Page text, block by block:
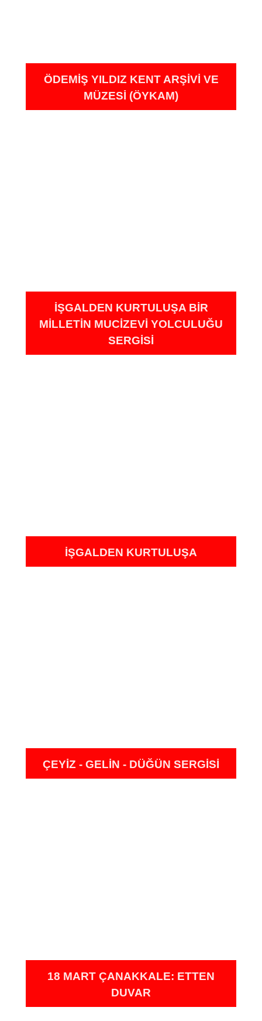
ÖDEMIŞ YILDIZ KENT ARŞIVI VE
MÜZESI (ÖYKAM)
İŞGALDEN KURTULUŞA BIR
MILLETIN MUCIZEVI YOLCULUĞU
SERGISI
İŞGALDEN KURTULUŞA
ÇEYİZ - GELİN - DÜĞÜN SERGİSİ
18 MART ÇANAKKALE: ETTEN
DUVAR